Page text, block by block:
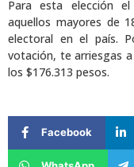
Para esta elección
aquellos mayores de
electoral en el país.
votación, te arriesgas
los $176.313 pesos.
Facebook